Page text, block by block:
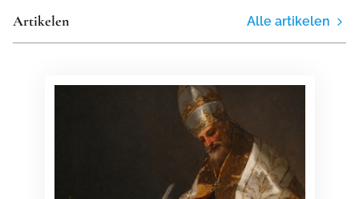
Artikelen Alle artikelen